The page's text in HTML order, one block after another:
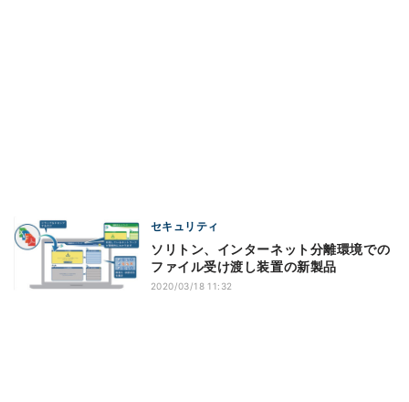
セキュリティ
ソリトン、インターネット分離環境での
ファイル受け渡し装置の新製品
2020/03/18 11:32